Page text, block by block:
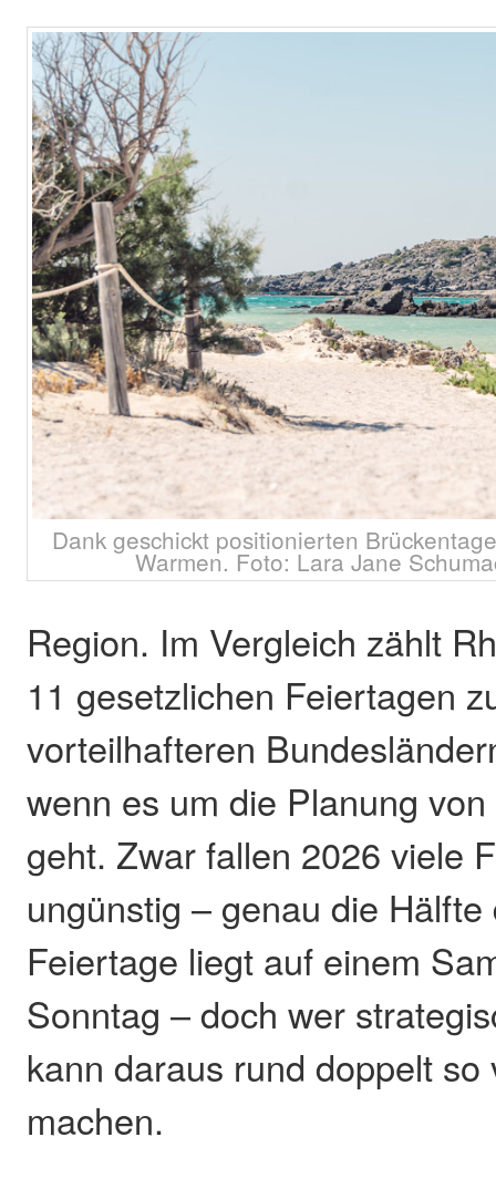
Dank geschickt positionierten
Warmen. Foto: Lara Jane
Region. Im Vergleich zählt
11 gesetzlichen Feiertagen
vorteilhafteren
wenn es um die Planung
geht. Zwar fallen 2026 viele
ungünstig – genau die
Feiertage liegt auf einem
Sonntag – doch wer
kann daraus rund doppelt so
machen.